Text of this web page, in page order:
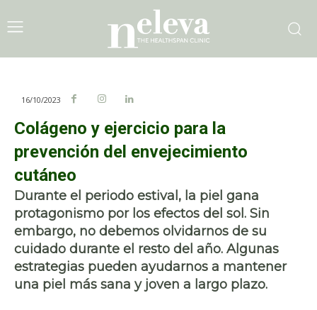
16/10/2023
Colágeno y ejercicio para la
prevención del envejecimiento
cutáneo
Durante el periodo estival, la piel gana
protagonismo por los efectos del sol. Sin
embargo, no debemos olvidarnos de su
cuidado durante el resto del año. Algunas
estrategias pueden ayudarnos a mantener
una piel más sana y joven a largo plazo.